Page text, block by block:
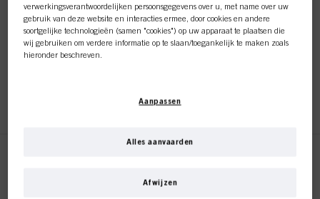
Silhouette Super Hold
Hairspray 500ml
ID-nr. 3075310
REGISTEREN EN KOPEN
ID-nr. 3075312
verwerkingsverantwoordelijken persoonsgegevens over u, met name over uw
gebruik van deze website en interacties ermee, door cookies en andere
soortgelijke technologieën (samen "cookies") op uw apparaat te plaatsen die
wij gebruiken om verdere informatie op te slaan/toegankelijk te maken zoals
hieronder beschreven.
aangegeven in onze Gegevensbeschermingsverklaring waarnaar een link in
te meten en te optimaliseren, om u
website en uw commerciële interacties met ons (respectievelijk het bedrijf
waarvoor u werkt) analyseren en op basis daarvan uw aankopen van onze
Aanpassen
Afwijzen
Alles aanvaarden